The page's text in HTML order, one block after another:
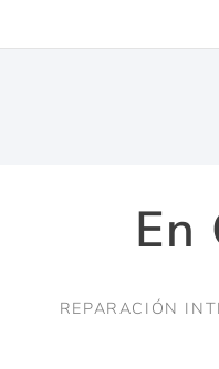
En
REPARACIÓN